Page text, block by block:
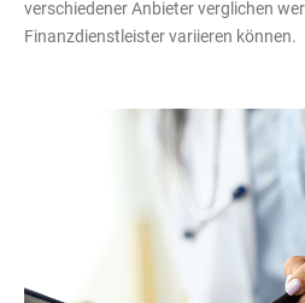
verschiedener Anbieter verglichen
Finanzdienstleister variieren können.